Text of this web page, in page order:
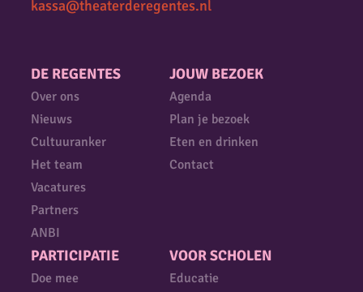
DE REGENTES
Over ons
Nieuws
Cultuuranker
Het team
Vacatures
Partners
ANBI
JOUW BEZOEK
Agenda
Plan je bezoek
Eten en drinken
Contact
PARTICIPATIE
Doe mee
VOOR SCHOLEN
Educatie
kassa@theaterderegentes.nl